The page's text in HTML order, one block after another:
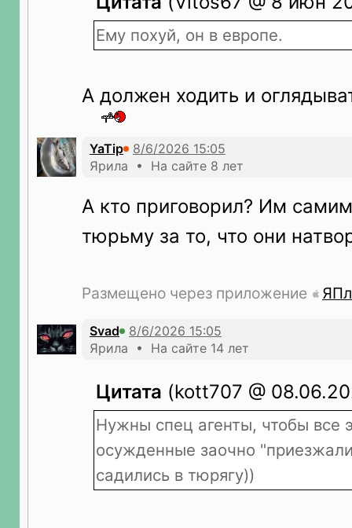
Ему похуй, он в европе.
А должен ходить и
YaTip
Ярила • На сайте 8 лет
А кто приговорил? Им
тюрьму за то, что они
Размещено через приложение
Svad
Ярила • На сайте 14 лет
Цитата (kott707 @
Нужны спец агенты, чтобы все
осужденные заочно
садились в тюрягу))